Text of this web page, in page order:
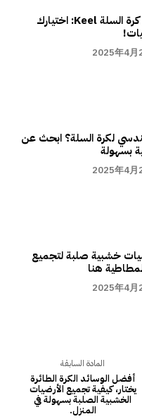
لوحة مهندس كرة السلة Keel: اختيارك
2025年4月
لكرة السلة؟ ابحث عن
بسهولة
2025年4月
خشبية صلبة لتجميع
هنا
2025年4月
المادة السابقة
أفضل الوسائد الكرة الطائرة
يختار، كيفية تجميع الأرضيات
الخشبية الصلبة بسهولة في
المنزل.